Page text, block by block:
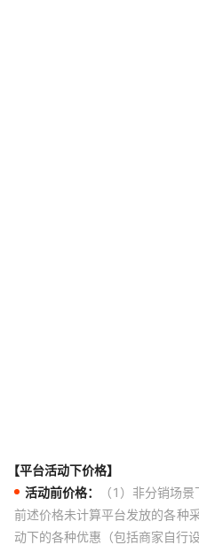
【平台活动下价格】
活动前价格：
（1）非分销场
前述价格未计算平台发放的各种
动下的各种优惠（包括商家自行